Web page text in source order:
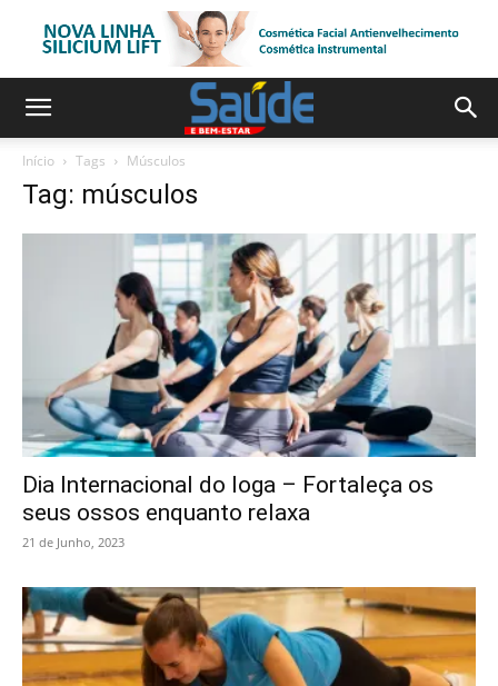
Início Tags Músculos
Tag: músculos
Dia Internacional do Ioga – Fortaleça os
seus ossos enquanto relaxa
21 de Junho, 2023